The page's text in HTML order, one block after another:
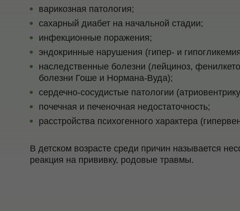
варикозная патология;
сахарный диабет на начальной стадии;
инфекционные поражения;
эндокринные нарушения (гипер- и
наследственные болезни (лейциноз,
болезни Гоше и Нормана-Вуда);
сердечно-сосудистые патологии
почечная и печеночная недостаточность;
расстройства психогенного характера
В детском возрасте среди причин называется
реакция на прививку, родовые травмы.